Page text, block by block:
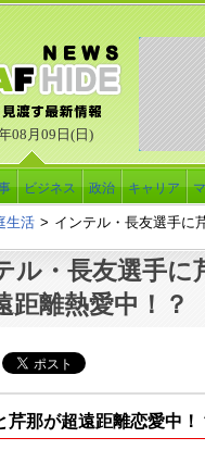
08月09日(日)
ビジネス 政治 キャリア
生活 > インテル・長友選手に
ル・長友選手に
距離熱愛中！？
芹那が超遠距離恋愛中！